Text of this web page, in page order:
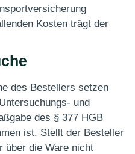
Kosten trägt der
des Bestellers setzen
und
des § 377 HGB
ist. Stellt der Besteller
über die Ware nicht